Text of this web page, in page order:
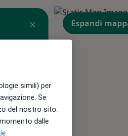
Lun,
Espandi
simili) per
Se
del nostro sito.
dalle